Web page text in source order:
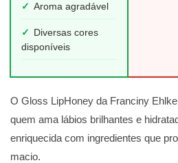
✓ Aroma agradável
✓ Diversas cores
disponíveis
O Gloss LipHoney da Franciny
quem ama lábios brilhantes e
enriquecida com ingredientes que
macio.